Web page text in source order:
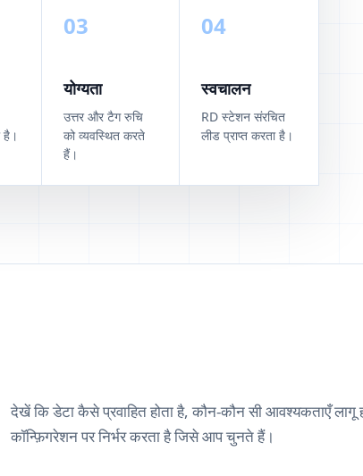
है।
03
योग्यता
उत्तर और टैग रुचि
को व्यवस्थित करते
हैं।
04
स्वचालन
RD स्टेशन संरचित
लीड प्राप्त करता है।
देखें कि डेटा कैसे प्रवाहित होता है, कौन-कौन सी आवश्यकताएँ लागू
कॉन्फ़िगरेशन पर निर्भर करता है जिसे आप चुनते हैं।